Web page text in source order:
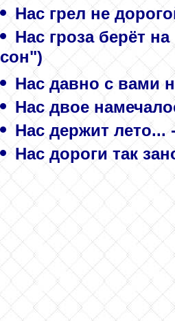
Нас грел не
Нас гроза берёт
сон")
Нас давно с вами
Нас двое
Нас держит лето...
Нас дороги так